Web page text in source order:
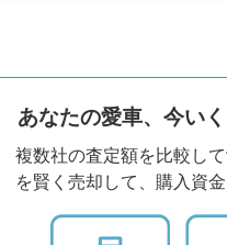
あなたの愛車、今いく
複数社の査定額を比較し
を賢く売却して、購入資